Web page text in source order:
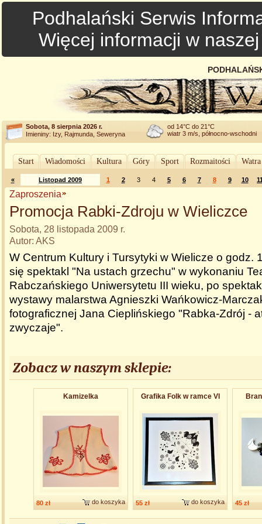
Podhalański Serwis
Więcej informacji w
Sobota, 8 sierpnia 2026 r.
Imieniny: Izy, Rajmunda, Seweryna
od 14°C do 21°C
wiatr 3 m/s, północno-wschodni
Start Wiadomości Kultura Góry Sport Rozmaitości
« Listopad 2009 1 2 3 4 5 6 7 8 9 10
Zaproszenia
Promocja Rabki-Zdroju w Wieliczce
Sobota, 28 listopada 2009 r.
Autor: AKS
W Centrum Kultury i Tursytyki w Wielicze o godz.
się spektakl "Na ustach grzechu" w wykonaniu
Rabczańskiego Uniwersytetu III wieku, po
wystawy malarstwa Agnieszki Wańkowicz-
fotograficznej Jana Cieplińskiego "Rabka-Zdrój -
zwyczaje".
Zobacz w naszym sklepie:
Kamizelka
80 zł do koszyka
Grafika Folk w ramce VI
55 zł do koszyka 45 zł